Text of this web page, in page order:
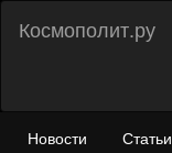
Космополит.ру
Новости Статьи